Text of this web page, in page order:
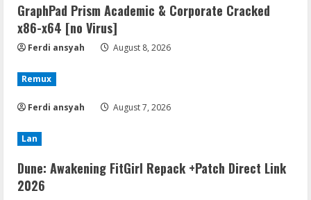
GraphPad Prism Academic & Corporate Cracked
x86-x64 [no Virus]
Ferdi ansyah August 8, 2026
Remux
Ferdi ansyah August 7, 2026
Lan
Dune: Awakening FitGirl Repack +Patch Direct Link
2026